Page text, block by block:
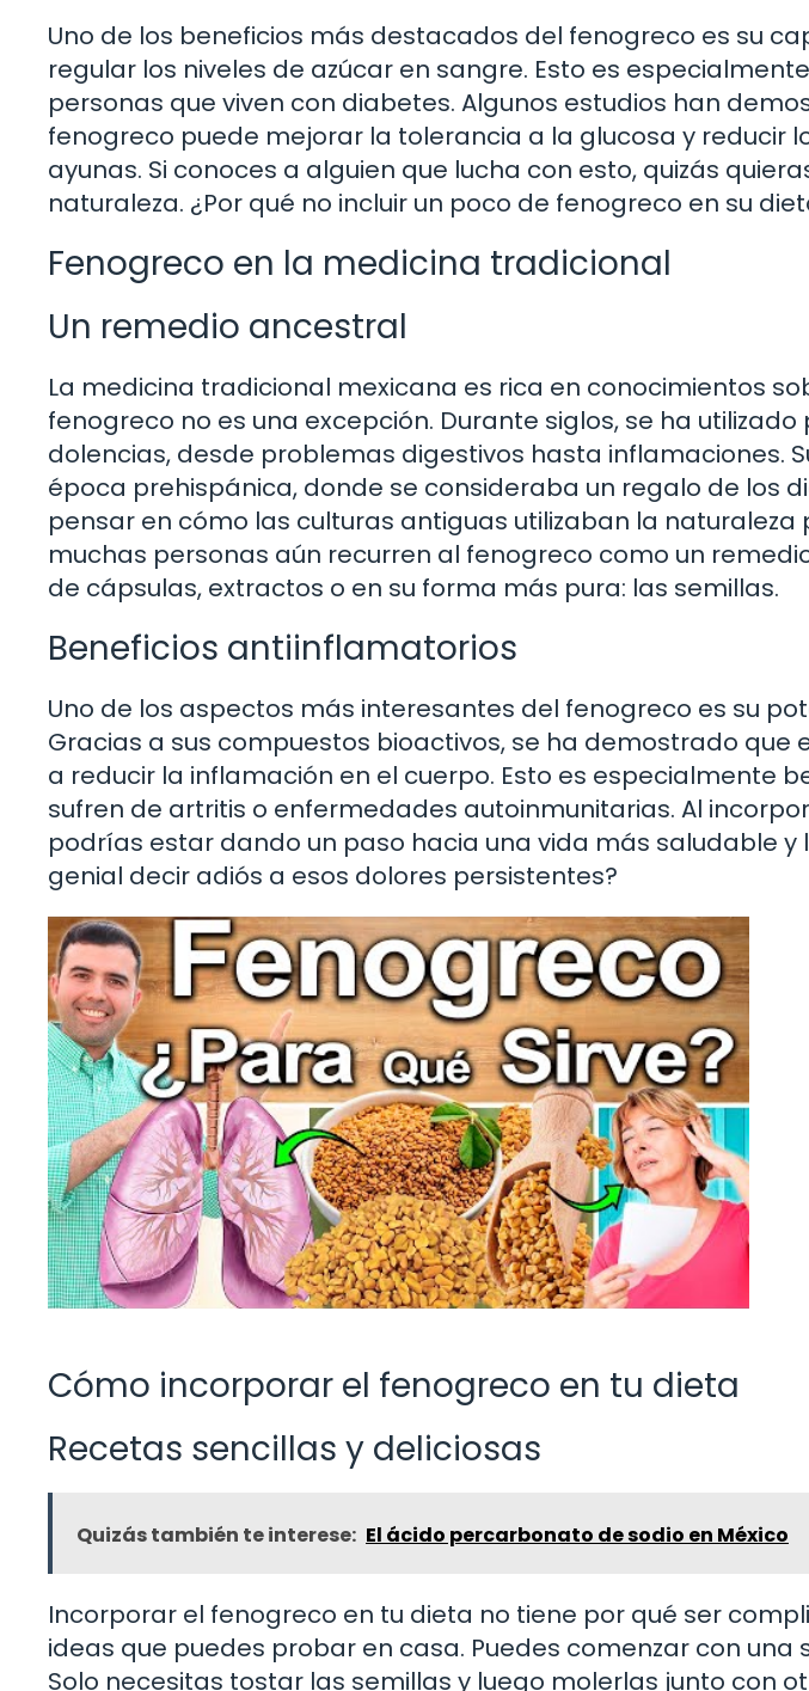
Uno de los beneficios más destacados del fenogreco es su
regular los niveles de azúcar en sangre. Esto es
personas que viven con diabetes. Algunos estudios han
fenogreco puede mejorar la tolerancia a la glucosa y reducir
ayunas. Si conoces a alguien que lucha con esto, quizás
naturaleza. ¿Por qué no incluir un poco de fenogreco en su
Fenogreco en la medicina tradicional
Un remedio ancestral
La medicina tradicional mexicana es rica en conocimientos
fenogreco no es una excepción. Durante siglos, se ha
dolencias, desde problemas digestivos hasta inflamaciones.
época prehispánica, donde se consideraba un regalo de los
pensar en cómo las culturas antiguas utilizaban la naturaleza
muchas personas aún recurren al fenogreco como un
de cápsulas, extractos o en su forma más pura: las semillas.
Beneficios antiinflamatorios
Uno de los aspectos más interesantes del fenogreco es su
Gracias a sus compuestos bioactivos, se ha demostrado que
a reducir la inflamación en el cuerpo. Esto es especialmente
sufren de artritis o enfermedades autoinmunitarias. Al
podrías estar dando un paso hacia una vida más saludable y
genial decir adiós a esos dolores persistentes?
Cómo incorporar el fenogreco en tu dieta
Recetas sencillas y deliciosas
Quizás también te interese: El ácido percarbonato de sodio en México
Incorporar el fenogreco en tu dieta no tiene por qué ser
ideas que puedes probar en casa. Puedes comenzar con una
Solo necesitas tostar las semillas y luego molerlas junto con